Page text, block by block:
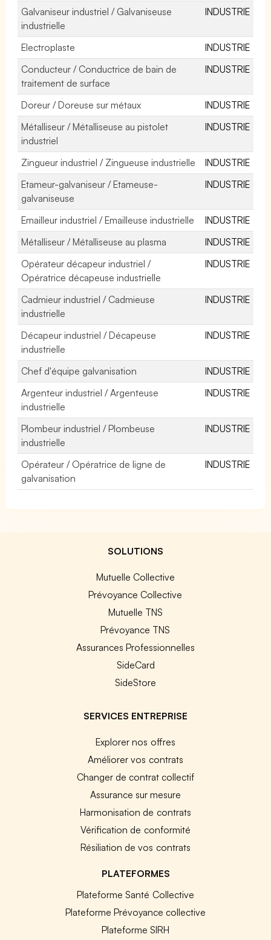
Galvaniseur industriel / Galvaniseuse
industrielle
INDUSTRIE
Electroplaste
INDUSTRIE
Conducteur / Conductrice de bain de
traitement de surface
INDUSTRIE
Doreur / Doreuse sur métaux
INDUSTRIE
Métalliseur / Métalliseuse au pistolet
industriel
INDUSTRIE
Zingueur industriel / Zingueuse industrielle
INDUSTRIE
Etameur-galvaniseur / Etameuse-
galvaniseuse
INDUSTRIE
Emailleur industriel / Emailleuse industrielle
INDUSTRIE
Métalliseur / Métalliseuse au plasma
INDUSTRIE
Opérateur décapeur industriel /
Opératrice décapeuse industrielle
INDUSTRIE
Cadmieur industriel / Cadmieuse
industrielle
INDUSTRIE
Décapeur industriel / Décapeuse
industrielle
INDUSTRIE
Chef d'équipe galvanisation
INDUSTRIE
Argenteur industriel / Argenteuse
industrielle
INDUSTRIE
Plombeur industriel / Plombeuse
industrielle
INDUSTRIE
Opérateur / Opératrice de ligne de
galvanisation
INDUSTRIE
SOLUTIONS
Mutuelle Collective
Prévoyance Collective
Mutuelle TNS
Prévoyance TNS
Assurances Professionnelles
SideCard
SideStore
SERVICES ENTREPRISE
Explorer nos offres
Améliorer vos contrats
Changer de contrat collectif
Assurance sur mesure
Harmonisation de contrats
Vérification de conformité
Résiliation de vos contrats
PLATEFORMES
Plateforme Santé Collective
Plateforme Prévoyance collective
Plateforme SIRH